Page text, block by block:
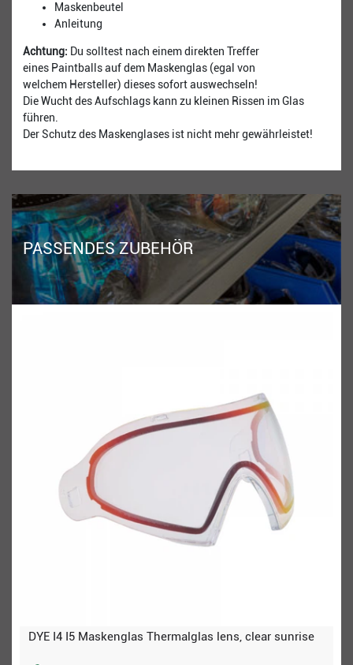
Maskenbeutel
Anleitung
​Achtung: Du solltest nach einem direkten Treffer
eines Paintballs auf dem Maskenglas (egal von
welchem Hersteller) dieses sofort auswechseln!
Die Wucht des Aufschlags kann zu kleinen Rissen im Glas
führen.
Der Schutz des Maskenglases ist nicht mehr gewährleistet!
PASSENDES ZUBEHÖR
DYE I4 I5 Maskenglas Thermalglas lens, clear sunrise